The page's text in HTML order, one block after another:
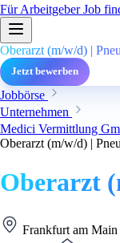
Für ArbeitgeberJob
Oberarzt (m/w/d) |
Jetzt bewerben
Jobbörse
Unternehmen
Medici Vermittlung
Oberarzt (m/w/d) |
Oberarzt
Frankfurt am Main